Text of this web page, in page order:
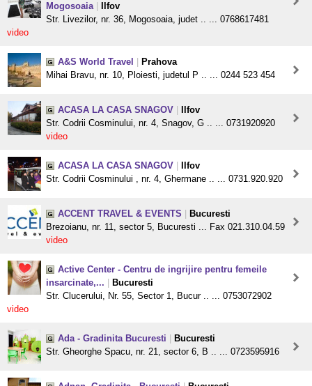
Mogosoaia
Ilfov
Str. Livezilor, nr. 36, Mogosoaia, judet .. ... 0768617481
video
A&S World Travel
Prahova
Mihai Bravu, nr. 10, Ploiesti, judetul P .. ... 0244 523 454
ACASA LA CASA SNAGOV
Ilfov
Str. Codrii Cosminului, nr. 4, Snagov, G .. ... 0731920920
video
ACASA LA CASA SNAGOV
Ilfov
Str. Codrii Cosminului , nr. 4, Ghermane .. ... 0731.920.920
ACCENT TRAVEL & EVENTS
Bucuresti
Brezoianu, nr. 11, sector 5, Bucuresti ... Fax 021.310.04.59
video
Active Center - Centru de ingrijire pentru femeile
insarcinate,...
Bucuresti
Str. Clucerului, Nr. 55, Sector 1, Bucur .. ... 0753072902
video
Ada - Gradinita Bucuresti
Bucuresti
Str. Gheorghe Spacu, nr. 21, sector 6, B .. ... 0723595916